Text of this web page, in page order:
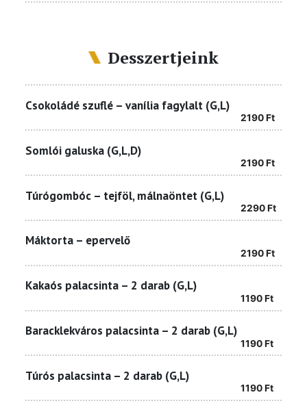
Desszertjeink
Csokoládé szuflé – vanília fagylalt (G,L)
2190Ft
Somlói galuska (G,L,D)
2190Ft
Túrógombóc – tejföl, málnaöntet (G,L)
2290Ft
Máktorta – epervelő
2190Ft
Kakaós palacsinta – 2 darab (G,L)
1190Ft
Baracklekváros palacsinta – 2 darab (G,L)
1190Ft
Túrós palacsinta – 2 darab (G,L)
1190Ft